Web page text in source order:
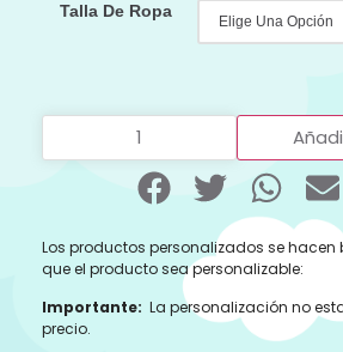
Talla De Ropa
Los productos personalizados se hacen
que el producto sea personalizable:
Importante: La personalización no
precio.